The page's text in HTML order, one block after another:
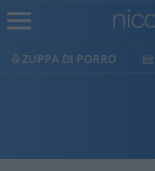
ZUPPA DI PORRO